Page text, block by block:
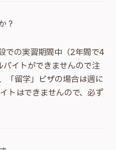
？
での実習期間中（2年間で4
イトができませんので注
「留学」ビザの場合は週に
トはできませんので、必ず